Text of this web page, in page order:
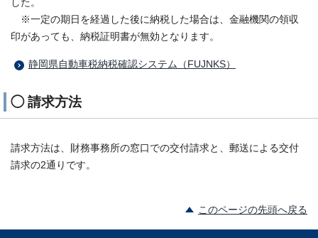
した。
※一定の期日を経過した後に納税した場合は、金融機関の領収
印があっても、納税証明書が無効となります。
静岡県自動車税納税確認システム（FUJNKS）
◯ 請求方法
請求方法は、財務事務所の窓口での交付請求と、郵送による交付
請求の2通りです。
このページの先頭へ戻る